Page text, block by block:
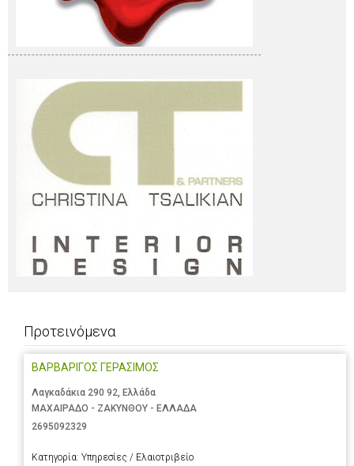
Προτεινόμενα
ΒΑΡΒΑΡΙΓΟΣ ΓΕΡΑΣΙΜΟΣ
Λαγκαδάκια 290 92, Ελλάδα
ΜΑΧΑΙΡΑΔΟ - ΖΑΚΥΝΘΟΥ - ΕΛΛΑΔΑ
2695092329
Κατηγορία: Υπηρεσίες / Ελαιοτριβείο